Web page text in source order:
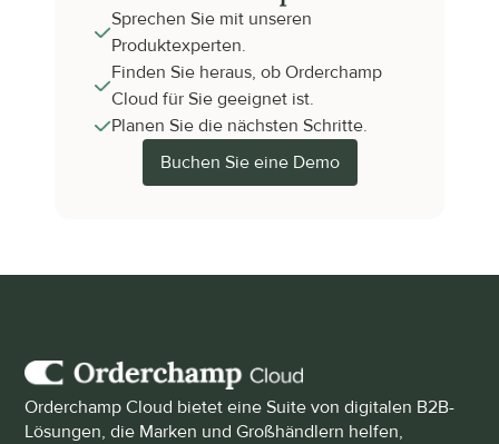
Sprechen Sie mit unseren
Produktexperten.
Finden Sie heraus, ob Orderchamp
Cloud für Sie geeignet ist.
Planen Sie die nächsten Schritte.
Buchen Sie eine Demo
Orderchamp Cloud bietet eine Suite von digitalen B2B-
Lösungen, die Marken und Großhändlern helfen,